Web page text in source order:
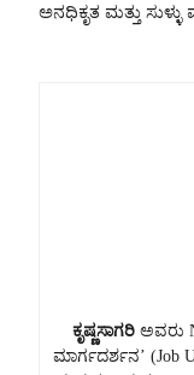
ಅನಧಿಕೃತ ಮತ್ತು
ಕೃಷ್ಣಸಾಗರಿ ಅವರು
ಮಾರ್ಗದರ್ಶನ’ (Job